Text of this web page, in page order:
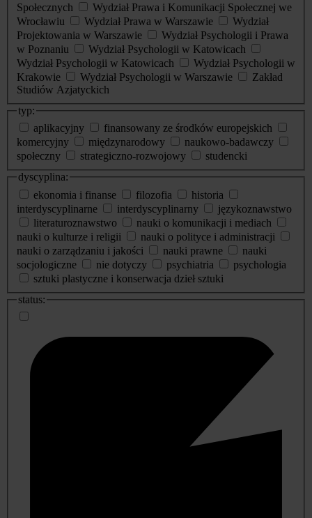
Społecznych
Wydział Prawa i Komunikacji Społecznej we
Wrocławiu
Wydział Prawa w Warszawie
Wydział
Projektowania w Warszawie
Wydział Psychologii i Prawa
w Poznaniu
Wydział Psychologii w Katowicach
Wydział Psychologii w Katowicach
Wydział Psychologii w
Krakowie
Wydział Psychologii w Warszawie
Zakład
Studiów Azjatyckich
typ:
aplikacyjny
finansowany ze środków europejskich
komercyjny
międzynarodowy
naukowo-badawczy
społeczny
strategiczno-rozwojowy
studencki
dyscyplina:
ekonomia i finanse
filozofia
historia
interdyscyplinarne
interdyscyplinarny
językoznawstwo
literaturoznawstwo
nauki o komunikacji i mediach
nauki o kulturze i religii
nauki o polityce i administracji
nauki o zarządzaniu i jakości
nauki prawne
nauki
socjologiczne
nie dotyczy psychiatria
psychologia
sztuki plastyczne i konserwacja dzieł sztuki
status: